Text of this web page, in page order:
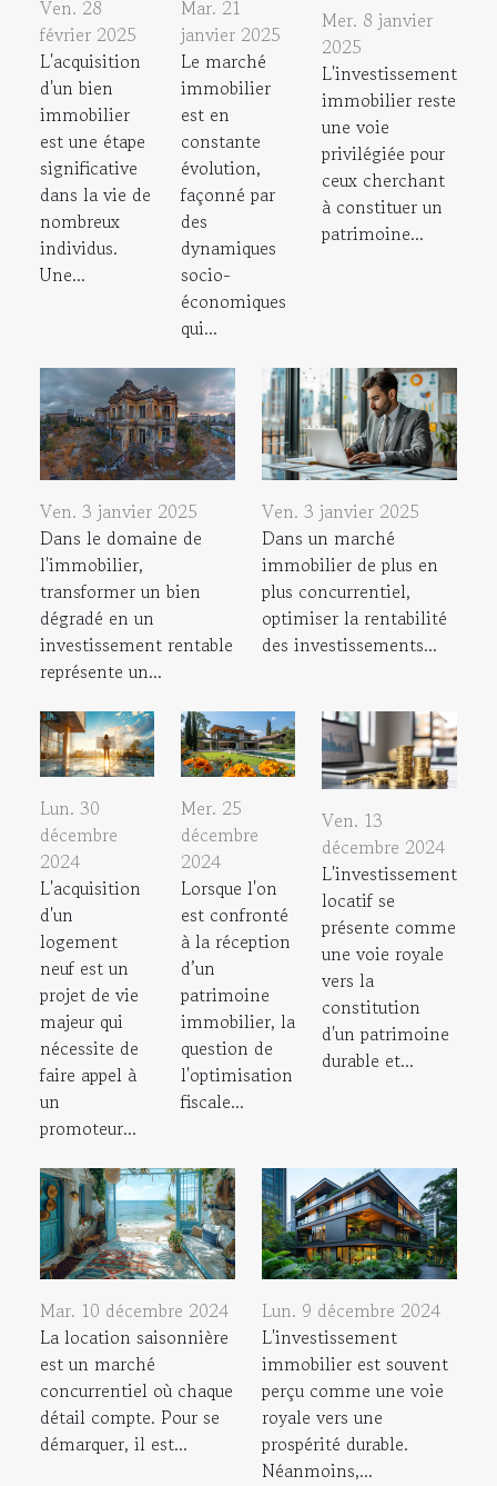
Ven. 28
février 2025
L'acquisition
d'un bien
immobilier
est une étape
significative
dans la vie de
nombreux
individus.
Une...
Mar. 21
janvier 2025
Le marché
immobilier
est en
constante
évolution,
façonné par
des
dynamiques
socio-
économiques
qui...
Mer. 8 janvier
2025
L'investissement
immobilier reste
une voie
privilégiée pour
ceux cherchant
à constituer un
patrimoine...
Ven. 3 janvier 2025
Dans le domaine de
l'immobilier,
transformer un bien
dégradé en un
investissement rentable
représente un...
Ven. 3 janvier 2025
Dans un marché
immobilier de plus en
plus concurrentiel,
optimiser la rentabilité
des investissements...
Lun. 30
décembre
2024
L'acquisition
d'un
logement
neuf est un
projet de vie
majeur qui
nécessite de
faire appel à
un
promoteur...
Mer. 25
décembre
2024
Lorsque l'on
est confronté
à la réception
d’un
patrimoine
immobilier, la
question de
l'optimisation
fiscale...
Ven. 13
décembre 2024
L'investissement
locatif se
présente comme
une voie royale
vers la
constitution
d'un patrimoine
durable et...
Mar. 10 décembre 2024
La location saisonnière
est un marché
concurrentiel où chaque
détail compte. Pour se
démarquer, il est...
Lun. 9 décembre 2024
L'investissement
immobilier est souvent
perçu comme une voie
royale vers une
prospérité durable.
Néanmoins,...